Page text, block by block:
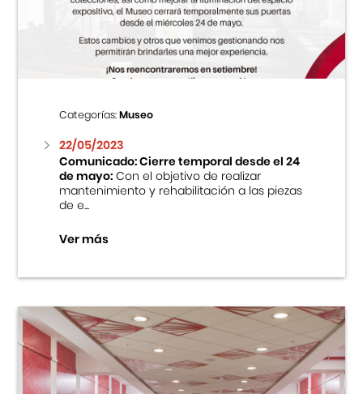
Centro Cultural Peruano Japonés
Museo de la Inmigración Japonesa
Fondo Editorial
Teatro Peruano Japonés
Categorías:Museo
22/05/2023
Comunicado: Cierre temporal desde el 24
de mayo:Con el objetivo de realizar
mantenimiento y rehabilitación a las piezas
de e...
Ver más